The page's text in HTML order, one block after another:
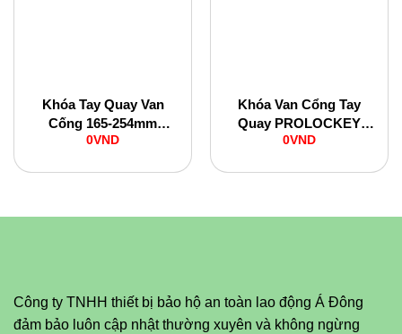
Khóa Tay Quay Van
Cống 165-254mm
Prolockey SGVL04
0VND
Khóa Van Cổng Tay
Quay PROLOCKEY
SGVL03
0VND
Công ty TNHH thiết bị bảo hộ an toàn lao động Á Đông
đảm bảo luôn cập nhật thường xuyên và không ngừng